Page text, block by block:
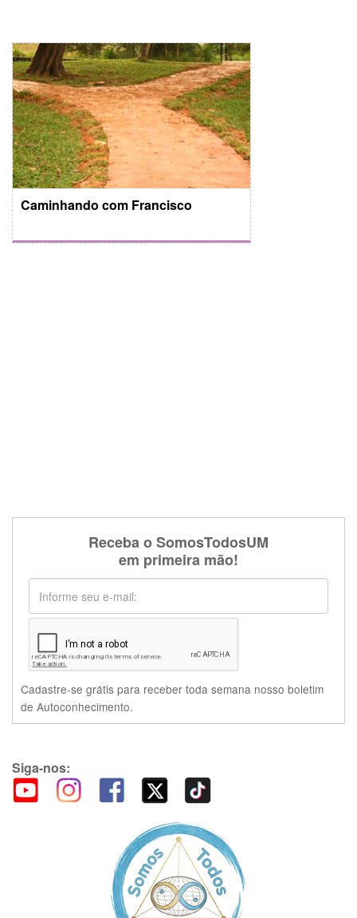
Caminhando com Francisco
Receba o SomosTodosUM
em primeira mão!
Cadastre-se grátis para receber toda semana nosso boletim
de Autoconhecimento.
Siga-nos: